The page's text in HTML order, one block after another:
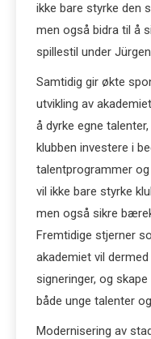
ikke bare styrke den
men også bidra til å
spillestil under
Samtidig gir økte
utvikling av
å dyrke egne
klubben investere i
talentprogrammer
vil ikke bare styrke
men også sikre
Fremtidige stjerner
akademiet vil
signeringer, og
både unge talenter
Modernisering av